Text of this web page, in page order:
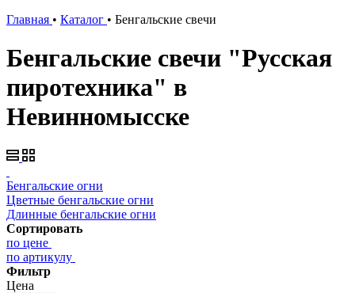
Главная • Каталог • Бенгальские свечи
Бенгальские свечи "Русская
пиротехника" в
Невинномысске
Бенгальские огни
Цветные бенгальские огни
Длинные бенгальские огни
Сортировать
по цене
по артикулу
Фильтр
Цена